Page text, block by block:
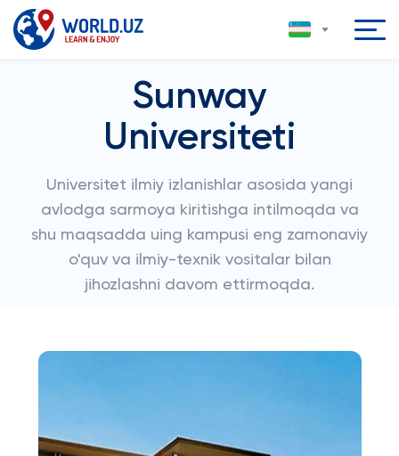
Sunway
Universiteti
Universitet ilmiy izlanishlar asosida yangi
avlodga sarmoya kiritishga intilmoqda va
shu maqsadda uing kampusi eng zamonaviy
o'quv va ilmiy-texnik vositalar bilan
jihozlashni davom ettirmoqda.